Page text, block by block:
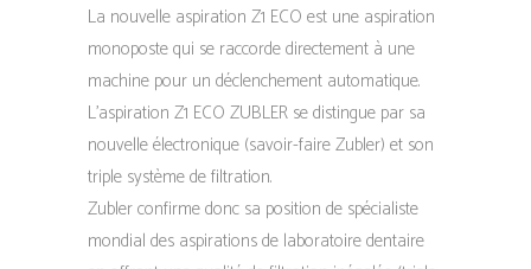
La nouvelle aspiration Z1 ECO est une aspiration
monoposte qui se raccorde directement à une
machine pour un déclenchement automatique.
L’aspiration Z1 ECO ZUBLER se distingue par sa
nouvelle électronique (savoir-faire Zubler) et son
triple système de filtration.
Zubler confirme donc sa position de spécialiste
mondial des aspirations de laboratoire dentaire